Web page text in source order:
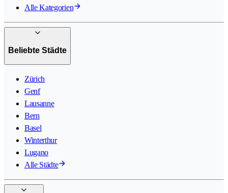
Alle Kategorien
Beliebte Städte
Zürich
Genf
Lausanne
Bern
Basel
Winterthur
Lugano
Alle Städte